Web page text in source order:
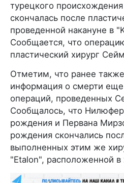
турецкого
скончалась после
проведенной накануне в
Сообщается, что
пластический хирург
Отметим, что ранее
информация о смерти
операций, проведенных
Сообщалось, что Нилюфер
рождения и Первана
рождения скончались
выполненных этим же
"Etalon", расположенной